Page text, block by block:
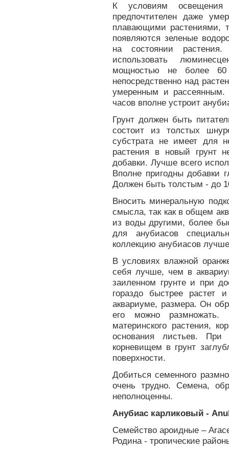
К условиям
предпочтителен даже
плавающими растениями,
появляются зеленые
на состоянии
использовать
мощностью не более
непосредственно над
умеренным и рассеянным.
часов вполне устроит
Грунт должен быть
состоит из толстых
субстрата не имеет для
растения в новый грунт
добавки. Лучше всего
Вполне пригодны добавки
Должен быть толстым - до
Вносить минеральную
смысла, так как в общем
из воды другими, более
для анубиасов
коллекцию анубиасов
В условиях влажной
себя лучше, чем в
заиленном грунте и при
гораздо быстрее растет
аквариуме, размера. Он
его можно размножать.
материнского растения,
основания листьев. При
корневищем в грунт
поверхности.
Добиться семенного
очень трудно. Семена,
неполноценны.
Анубиас карликовый -
Семейство ароидные –
Родина - тропические